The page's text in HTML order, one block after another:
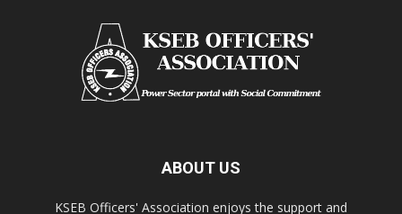
ABOUT US
KSEB Officers' Association enjoys the support and